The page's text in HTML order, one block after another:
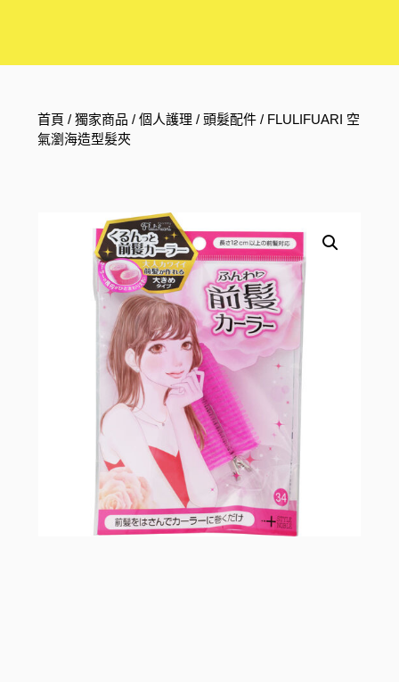
首頁 /獨家商品 /個人護理 /頭髮配件 / FLULIFUARI 空
氣瀏海造型髮夾